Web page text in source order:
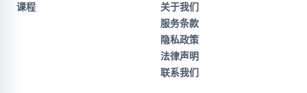
课程
关于我们
服务条款
隐私政策
法律声明
联系我们